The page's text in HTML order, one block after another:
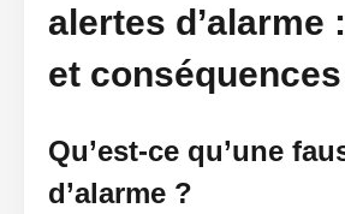
alertes d’alarme
et conséquences
Qu’est-ce qu’une
d’alarme ?